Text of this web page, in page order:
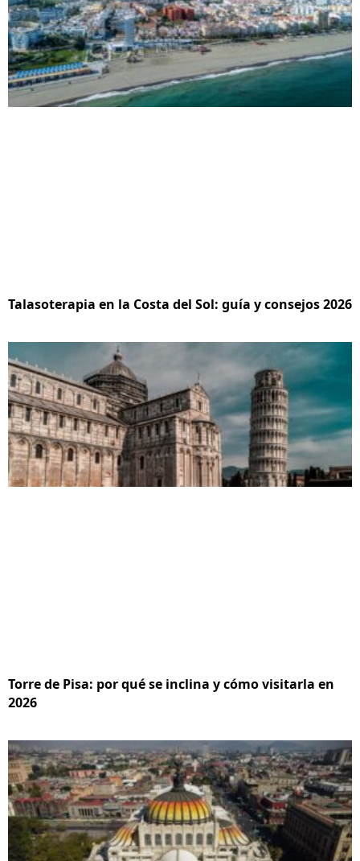
Talasoterapia en la Costa del Sol: guía y consejos 2026
Torre de Pisa: por qué se inclina y cómo visitarla en
2026